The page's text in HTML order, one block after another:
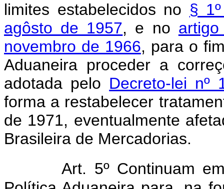
limites estabelecidos no §
agôsto de 1957, e no
novembro de 1966, para o
Aduaneira proceder a
adotada pelo Decreto-lei
forma a restabelecer
de 1971, eventualmente
Brasileira de Mercadorias.
Art. 5º Continuam